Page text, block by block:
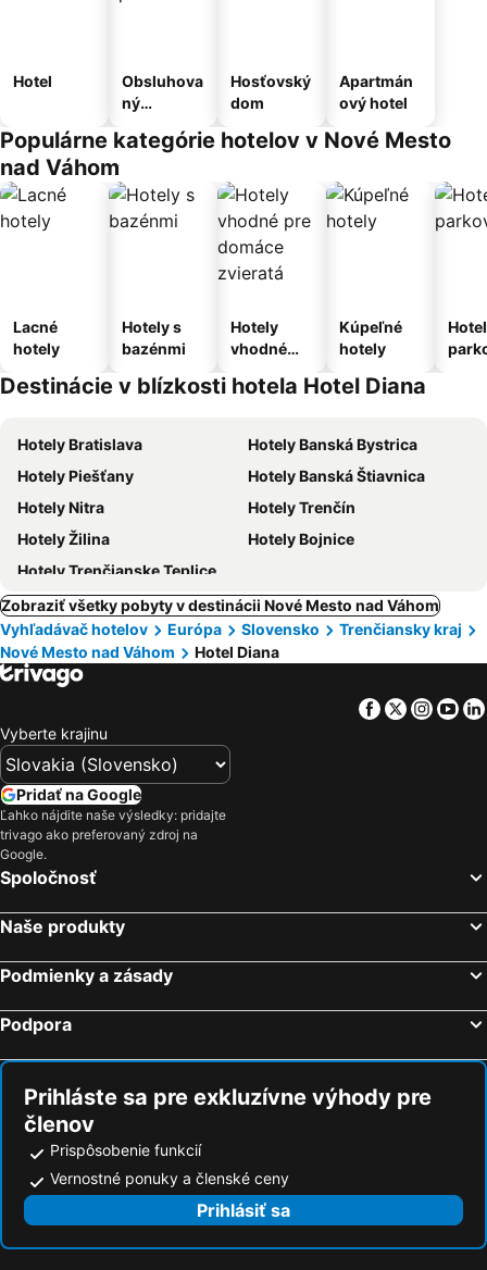
Hotel
Obsluhova
ný
Hosťovský
dom
Apartmán
ový hotel
Populárne kategórie hotelov v Nové Mesto
nad Váhom
Lacné
hotely
Hotely s
bazénmi
Hotely
vhodné
domáce
Kúpeľné
hotely
Destinácie v blízkosti hotela Hotel Diana
Hotely Bratislava
Hotely Banská Bystrica
Hotely Piešťany
Hotely Banská Štiavnica
Hotely Nitra
Hotely Trenčín
Hotely Žilina
Hotely Bojnice
Hotely Trenčianske Teplice
Zobraziť všetky pobyty v destinácii Nové Mesto nad Váhom
Vyhľadávač hotelov
Európa Slovensko
Trenčiansky kraj
Nové Mesto nad Váhom
Hotel Diana
Facebook
Twitter
Vyberte krajinu
Pridať na Google
Ľahko nájdite naše výsledky: pridajte
trivago ako preferovaný zdroj na
Google.
Spoločnosť
Naše produkty
Podmienky a zásady
Podpora
Prihláste sa pre exkluzívne výhody pre
členov
Prispôsobenie funkcií
Vernostné ponuky a členské ceny
Prihlásiť sa